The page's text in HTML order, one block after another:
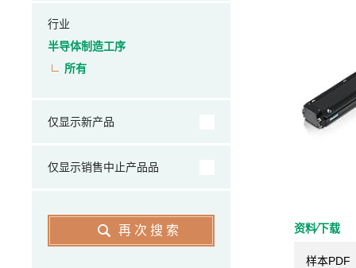
资料⁄下载
样本PDF
行业
半导体制造工序
所有
仅显示新产品
仅显示销售中止产品品
再次搜索